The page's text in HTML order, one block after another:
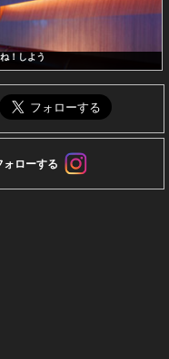
！しよう
ローする